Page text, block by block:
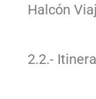
Halcón
2.2.-